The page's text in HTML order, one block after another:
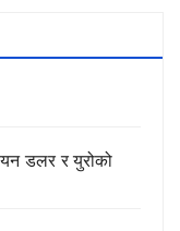
डलर र युरोको